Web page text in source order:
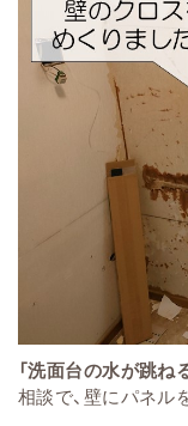
「洗面台の水が跳ね
相談で、壁にパネル